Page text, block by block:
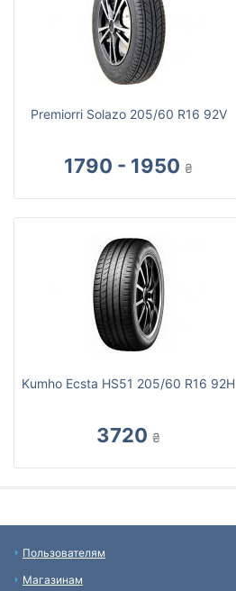
Premiorri Solazo 205/60 R16 92V
1790 - 1950 ₴
Kumho Ecsta HS51 205/60 R16 92H
3720 ₴
Пользователям
Магазинам